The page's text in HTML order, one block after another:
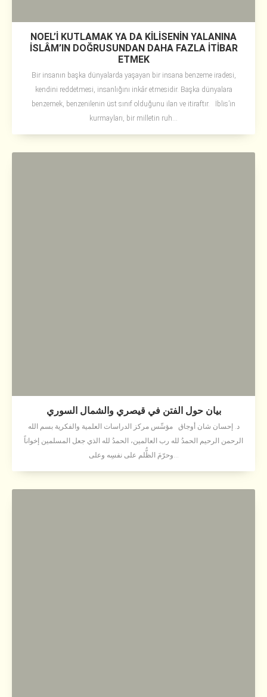
NOEL’İ KUTLAMAK YA DA KİLİSENİN YALANINA
İSLÂM’IN DOĞRUSUNDAN DAHA FAZLA İTİBAR
ETMEK
Bir insanın başka dünyalarda yaşayan bir insana benzeme iradesi,
kendini reddetmesi, insanlığını inkâr etmesidir. Başka dünyalara
benzemek, benzenilenin üst sınıf olduğunu ilan ve itiraftır. İblis’in
kurmayları, bir milletin ruh...
بيان حول الفتن في قيصري والشمال السوري
د. إحسان شان أوجاق مؤسِّس مركز الدراسات العلمية والفكرية بسم الله
الرحمن الرحيم الحمدُ لله رب العالمين، الحمدُ لله الذي جعل المسلمين إخواناً
وحرّمَ الظُّلم على نفسِه وعلى...